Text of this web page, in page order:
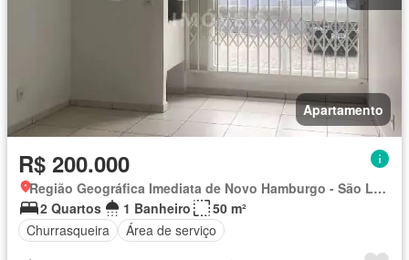
Apartamento
R$ 200.000
Região Geográfica Imediata de Novo Hamburgo - São Leopoldo, Região Metropolitana de Porto Alegre
2 Quartos
1 Banheiro
50 m²
Churrasqueira
Área de serviço